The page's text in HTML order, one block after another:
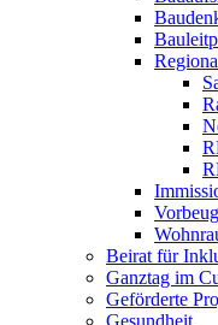
Beirat für
Ganztag im
Geförderte
Gesundheit